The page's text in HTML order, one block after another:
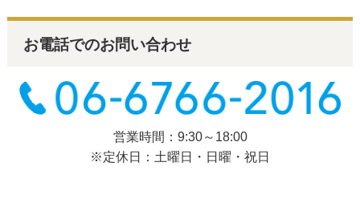
お電話でのお問い合わせ
営業時間：9:30～18:00
※定休日：土曜日・日曜・祝日